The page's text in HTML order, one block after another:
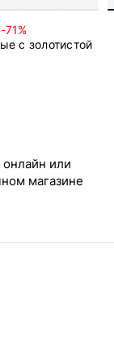
-71%
с золотистой
или
магазине